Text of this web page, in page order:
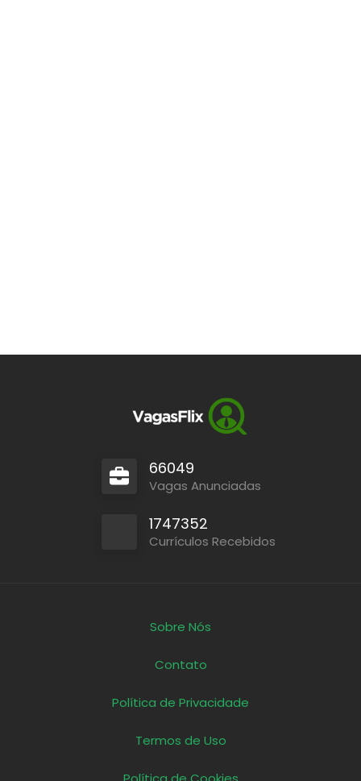
66049
Vagas Anunciadas
1747352
Currículos Recebidos
Sobre Nós
Contato
Política de Privacidade
Termos de Uso